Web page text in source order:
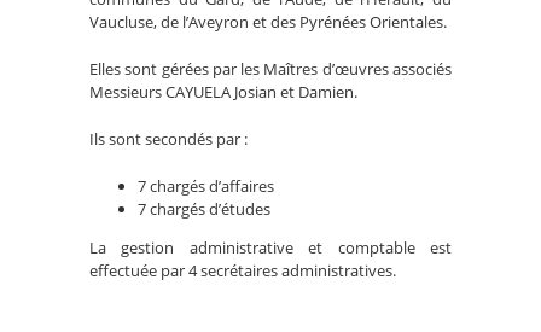
Vaucluse, de l’Aveyron et des Pyrénées Orientales.
Elles sont gérées par les Maîtres d’œuvres associés
Messieurs CAYUELA Josian et Damien.
Ils sont secondés par :
7 chargés d’affaires
7 chargés d’études
La gestion administrative et comptable est
effectuée par 4 secrétaires administratives.